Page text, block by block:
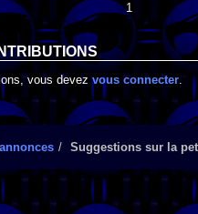
1
vous devezvous connecter
Suggestions sur la